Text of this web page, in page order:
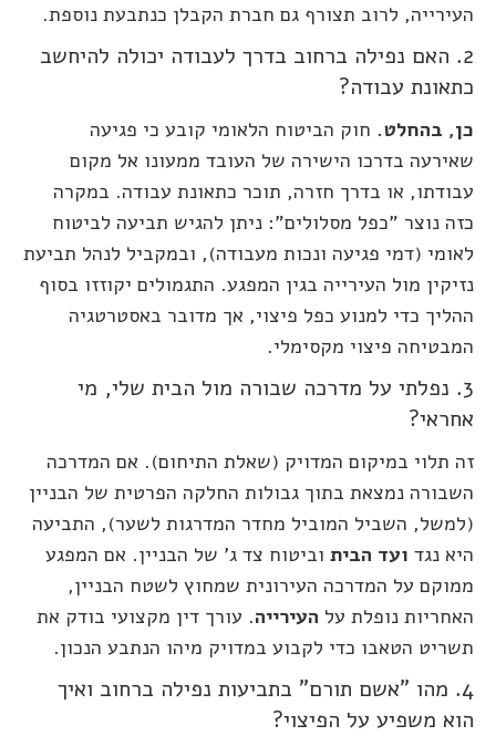
העירייה, לרוב תצורף גם חברת הקבלן כנתבעת נוספת.
2. האם נפילה ברחוב בדרך לעבודה יכולה להיחשב
כתאונת עבודה?
כן, בהחלט. חוק הביטוח הלאומי קובע כי פגיעה
שאירעה בדרכו הישירה של העובד ממעונו אל מקום
עבודתו, או בדרך חזרה, תוכר כתאונת עבודה. במקרה
כזה נוצר "כפל מסלולים": ניתן להגיש תביעה לביטוח
לאומי (דמי פגיעה ונכות מעבודה), ובמקביל לנהל תביעת
נזיקין מול העירייה בגין המפגע. התגמולים יקוזזו בסוף
ההליך כדי למנוע כפל פיצוי, אך מדובר באסטרטגיה
המבטיחה פיצוי מקסימלי.
3. נפלתי על מדרכה שבורה מול הבית שלי, מי
אחראי?
זה תלוי במיקום המדויק (שאלת התיחום). אם המדרכה
השבורה נמצאת בתוך גבולות החלקה הפרטית של הבניין
(למשל, השביל המוביל מחדר המדרגות לשער), התביעה
היא נגד ועד הבית וביטוח צד ג' של הבניין. אם המפגע
ממוקם על המדרכה העירונית שמחוץ לשטח הבניין,
האחריות נופלת על העירייה. עורך דין מקצועי בודק את
תשריט הטאבו כדי לקבוע במדויק מיהו הנתבע הנכון.
4. מהו "אשם תורם" בתביעות נפילה ברחוב ואיך
הוא משפיע על הפיצוי?